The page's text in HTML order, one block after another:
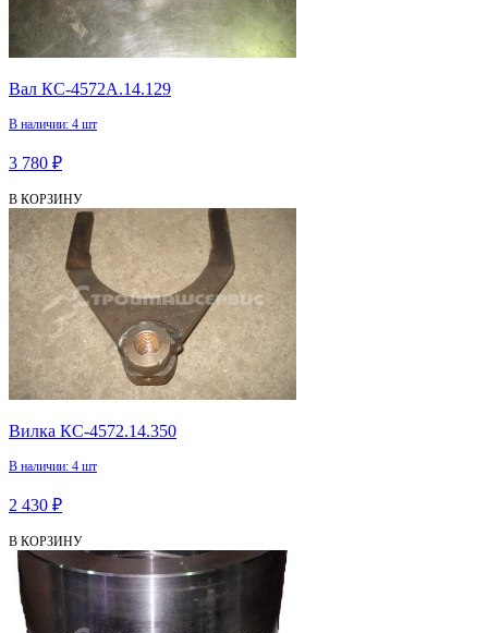
Вал КС-4572А.14.129
В наличии: 4 шт
3 780 ₽
В КОРЗИНУ
Вилка КС-4572.14.350
В наличии: 4 шт
2 430 ₽
В КОРЗИНУ